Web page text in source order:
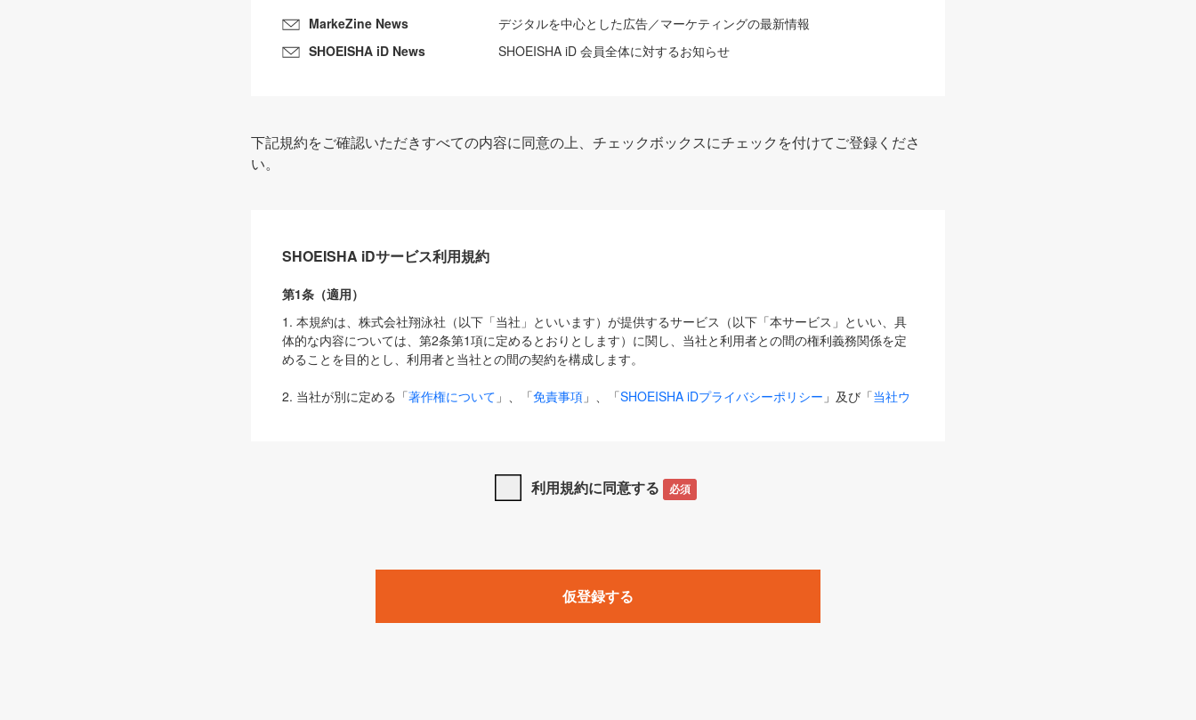
MarkeZine News
デジタルを中心とした広告／マーケティングの最新情報
SHOEISHA iD News
SHOEISHA iD 会員全体に対するお知らせ
下記規約をご確認いただきすべての内容に同意の上、チェックボックスにチェックを付けてご登録くださ
い。
SHOEISHA iDサービス利用規約
第1条（適用）
1. 本規約は、株式会社翔泳社（以下「当社」といいます）が提供するサービス（以下「本サービス」といい、具
体的な内容については、第2条第1項に定めるとおりとします）に関し、当社と利用者との間の権利義務関係を定
めることを目的とし、利用者と当社との間の契約を構成します。
2. 当社が別に定める「著作権について 」、「免責事項 」、「SHOEISHA iDプライバシーポリシー 」及び「当社ウ
は、本規約の規定が優先して適用されるものとします。
1. 「本サービス」とは、当社が提供する以下のサービス（名称や内容が変更された場合、変更後のサービスを含
みます）及びこれらサービスに関連して当社が実施するイベントやキャンペーンをいいます。
「SEBook」「SEShop」「CodeZine」「MarkeZine」「EnterpriseZine」「ECzine」「Biz/Zine」「HRzine」
利用規約に同意する 必須
仮登録する